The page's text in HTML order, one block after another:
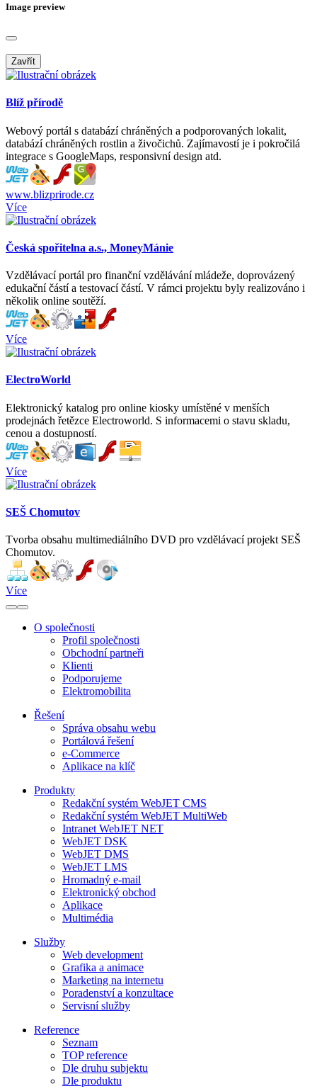
Image preview
Zavřít
Blíž přírodě
Webový portál s databází chráněných a podporovaných lokalit,
databází chráněných rostlin a živočichů. Zajímavostí je i pokročilá
integrace s GoogleMaps, responsivní design atd.
www.blizprirode.cz
Více
Česká spořitelna a.s., MoneyMánie
Vzdělávací portál pro finanční vzdělávání mládeže, doprovázený
edukační částí a testovací částí. V rámci projektu byly realizováno i
několik online soutěží.
Více
ElectroWorld
Elektronický katalog pro online kiosky umístěné v menších
prodejnách řetězce Electroworld. S informacemi o stavu skladu,
cenou a dostupností.
Více
SEŠ Chomutov
Tvorba obsahu multimediálního DVD pro vzdělávací projekt SEŠ
Chomutov.
Více
O společnosti
Profil společnosti
Obchodní partneři
Klienti
Podporujeme
Elektromobilita
Řešení
Správa obsahu webu
Portálová řešení
e-Commerce
Aplikace na klíč
Produkty
Redakční systém WebJET CMS
Redakční systém WebJET MultiWeb
Intranet WebJET NET
WebJET DSK
WebJET DMS
WebJET LMS
Hromadný e-mail
Elektronický obchod
Aplikace
Multimédia
Služby
Web development
Grafika a animace
Marketing na internetu
Poradenství a konzultace
Servisní služby
Reference
Seznam
TOP reference
Dle druhu subjektu
Dle produktu